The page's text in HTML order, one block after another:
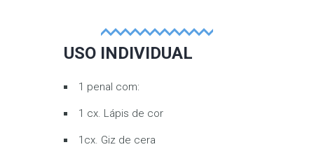
USO INDIVIDUAL
1 penal com:
1 cx. Lápis de cor
1cx. Giz de cera